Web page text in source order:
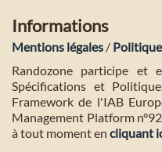
Informations
Mentions légales /
Randozone participe et
Spécifications et
Framework de l'IAB
Management Platform
à tout moment en cliquant